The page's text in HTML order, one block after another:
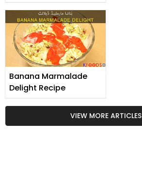
Banana Marmalade
Delight Recipe
VIEW MORE ARTICLES